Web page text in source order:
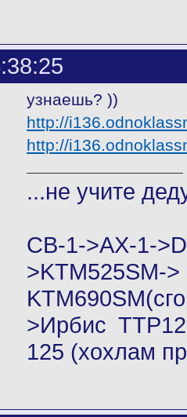
узнаешь? ))
http://
http://
...не учите
CB-1->AX-
>KTM525SM->
>Ирбис
125 (хохлам